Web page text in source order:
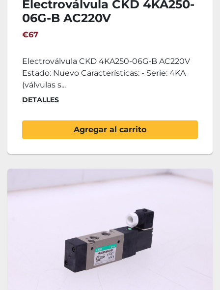
Electroválvula CKD 4KA250-
06G-B AC220V
€67
Electroválvula CKD 4KA250-06G-B AC220V
Estado: Nuevo Características: - Serie: 4KA
(válvulas s...
DETALLES
Agregar al carrito